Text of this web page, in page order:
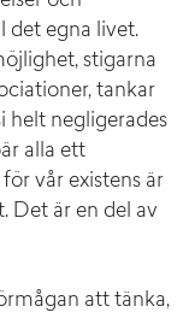
det egna livet.
stigarna
tankar
helt negligerades
alla ett
vår existens är
Det är en del av
att tänka,